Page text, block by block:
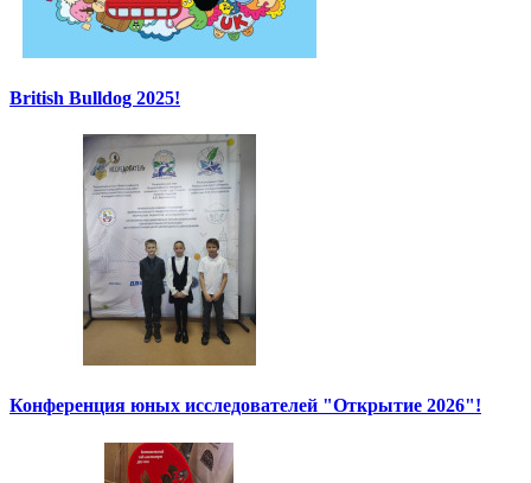
British Bulldog 2025!
Конференция юных исследователей "Открытие 2026"!